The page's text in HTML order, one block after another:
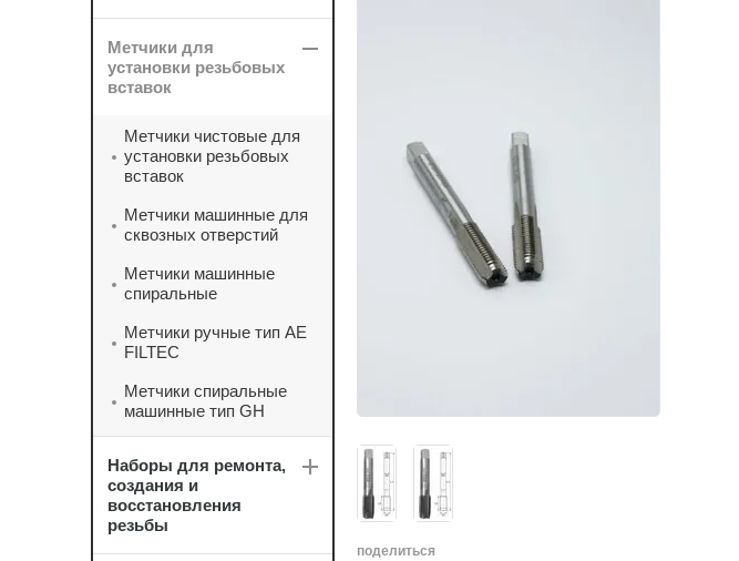
поделиться
Метчики для
установки резьбовых
вставок
Метчики чистовые для
установки резьбовых
вставок
Метчики машинные для
сквозных отверстий
Метчики машинные
спиральные
Метчики ручные тип AE
FILTEC
Метчики спиральные
машинные тип GH
Наборы для ремонта,
создания и
восстановления
резьбы